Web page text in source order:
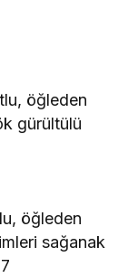
öğleden
gürültülü
öğleden
sağanak